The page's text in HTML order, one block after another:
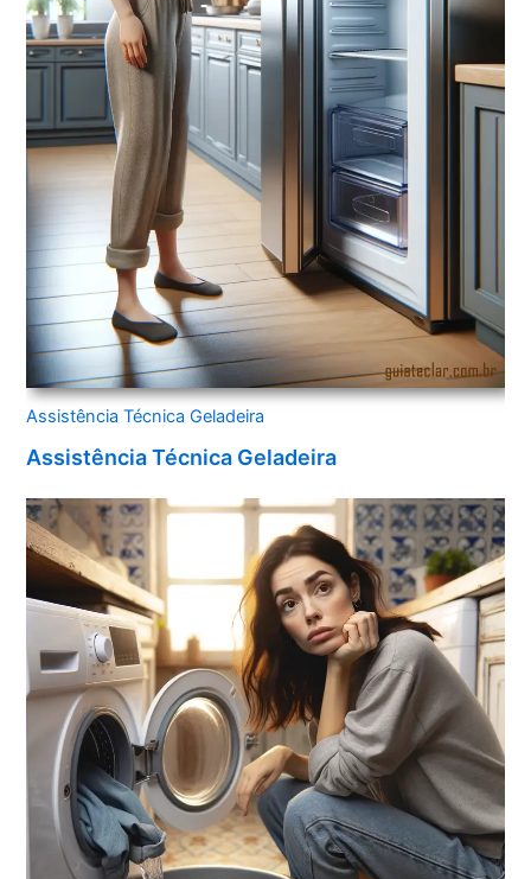
Assistência Técnica Geladeira
Assistência Técnica Geladeira